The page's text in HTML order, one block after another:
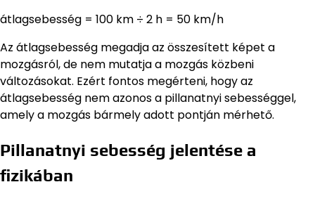
átlagsebesség = 100 km ÷ 2 h = 50 km/h
Az átlagsebesség megadja az összesített képet a
mozgásról, de nem mutatja a mozgás közbeni
változásokat. Ezért fontos megérteni, hogy az
átlagsebesség nem azonos a pillanatnyi sebességgel,
amely a mozgás bármely adott pontján mérhető.
Pillanatnyi sebesség jelentése a
fizikában